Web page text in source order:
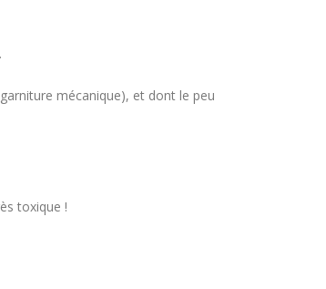
mécanique), et dont le peu
toxique !